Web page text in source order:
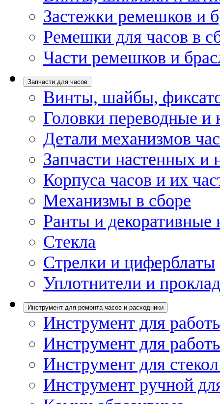
Застежки ремешков и
Ремешки для часов в
Части ремешков и
Запчасти для часов
Винты, шайбы,
Головки переводные и
Детали механизмов
Запчасти настенных и
Корпуса часов и их
Механизмы в сборе
Ранты и декоративные
Стекла
Стрелки и циферблаты
Уплотнители и
Инструмент для ремонта часов и расходники
Инструмент для
Инструмент для
Инструмент для
Инструмент ручной